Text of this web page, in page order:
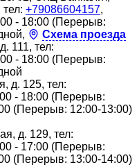
+79086604157,
- 18:00 (Перерыв:
Схема проезда
111, тел:
- 18:00 (Перерыв:
д. 125, тел:
- 18:00 (Перерыв:
(Перерыв: 12:00-13:00)
д. 129, тел:
- 17:00 (Перерыв:
(Перерыв: 13:00-14:00)